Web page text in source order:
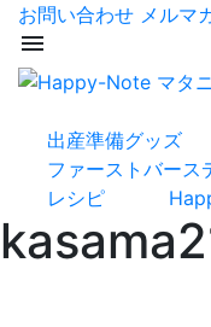
お問い合わせ メルマ
menu
出産準備グッズ
ファーストバース
レシピ